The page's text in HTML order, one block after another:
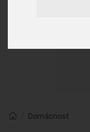
Domácnost